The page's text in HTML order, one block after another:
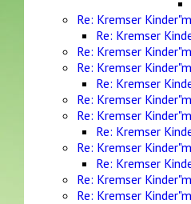
Re: Kremser
Re: Kremser
Re: Kremser
Re: Kremser
Re: Kremser
Re: Kremser
Re: Kremser
Re: Kremser
Re: Kremser
Re: Kremser
Re: Kremser
Re: Kremser